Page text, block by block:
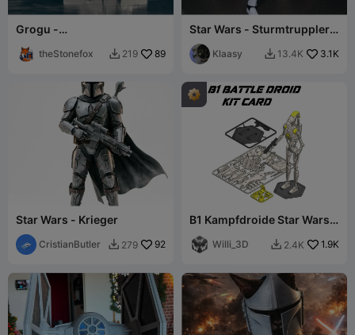
Grogu -
theStonefox  219 89
Star Wars - Sturmtruppler-
Attrappe 13
Klaasy  13.4K 3.1K
Star Wars - Krieger
CristianButler  279 92
B1 Kampfdroide Star Wars
Willi_3D  2.4K 1.9K